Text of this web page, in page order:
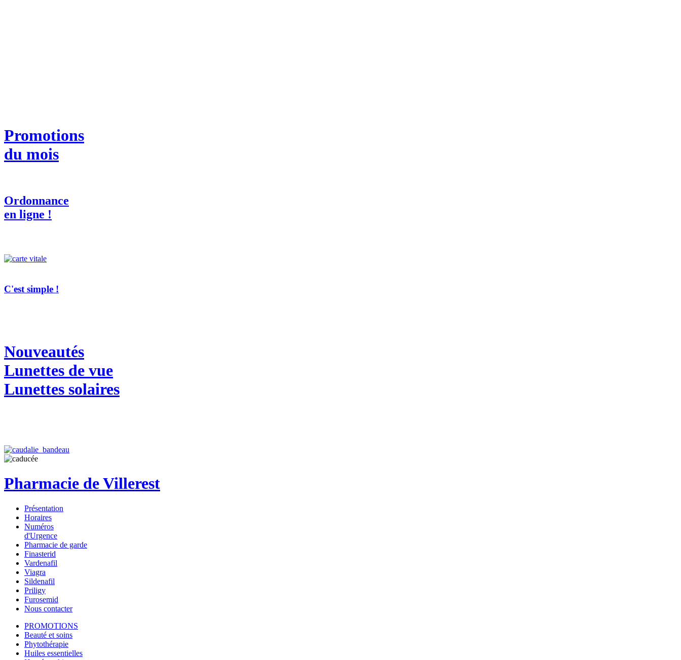
Promotions
du mois
Ordonnance
en ligne !
C'est simple !
Nouveautés
Lunettes de vue
Lunettes solaires
Pharmacie de Villerest
Présentation
Horaires
Numéros
d'Urgence
Pharmacie de garde
Finasterid
Vardenafil
Viagra
Sildenafil
Priligy
Furosemid
Nous contacter
PROMOTIONS
Beauté et soins
Phytothérapie
Huiles essentielles